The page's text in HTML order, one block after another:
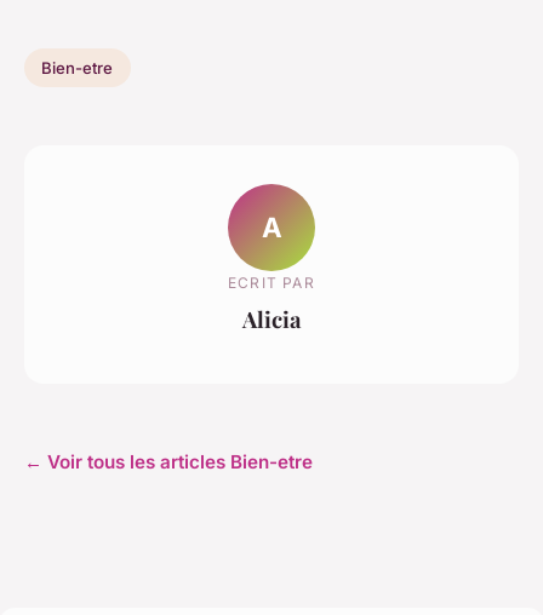
Bien-etre
A
ECRIT PAR
Alicia
← Voir tous les articles Bien-etre